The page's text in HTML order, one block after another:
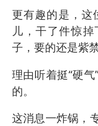
更有趣的是，这
儿，干了件惊
子，要的还是紫
理由听着挺“硬
的。
这消息一炸锅，